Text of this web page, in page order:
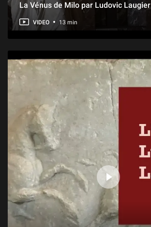
La Vénus de Milo par Ludovic Laugier
VIDEO 13 min